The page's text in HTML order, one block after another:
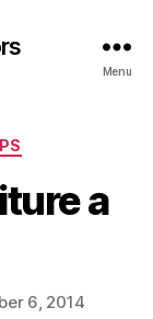
Menu
a
6, 2014